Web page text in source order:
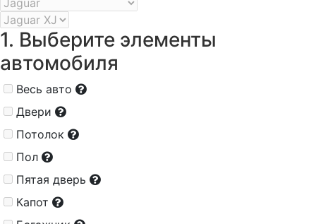
1. Выберите элементы
автомобиля
Весь авто
Двери
Потолок
Пол
Пятая дверь
Капот